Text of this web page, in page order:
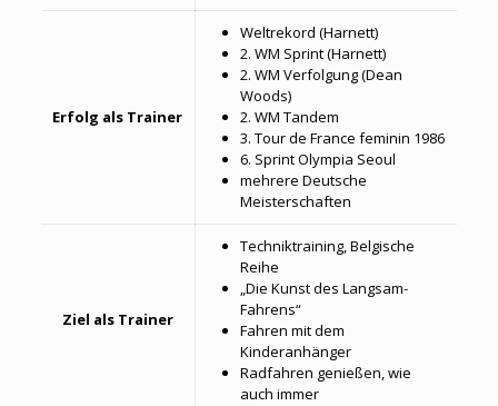
Erfolg als Trainer
Weltrekord (Harnett)
2. WM Sprint (Harnett)
2. WM Verfolgung (Dean
Woods)
2. WM Tandem
3. Tour de France feminin 1986
6. Sprint Olympia Seoul
mehrere Deutsche
Meisterschaften
Ziel als Trainer
Techniktraining, Belgische
Reihe
„Die Kunst des Langsam-
Fahrens“
Fahren mit dem
Kinderanhänger
Radfahren genießen, wie
auch immer